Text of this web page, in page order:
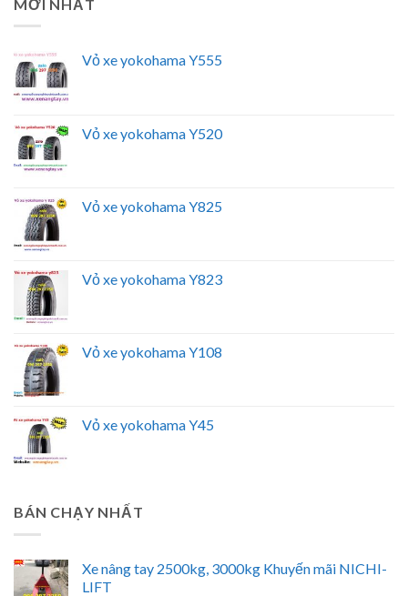
MỚI NHẤT
Vỏ xe yokohama Y555
Vỏ xe yokohama Y520
Vỏ xe yokohama Y825
Vỏ xe yokohama Y823
Vỏ xe yokohama Y108
Vỏ xe yokohama Y45
BÁN CHẠY NHẤT
Xe nâng tay 2500kg, 3000kg Khuyến mãi NICHI-
LIFT